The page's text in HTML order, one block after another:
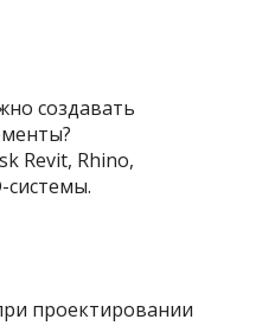
создавать
Revit, Rhino,
системы.
проектировании